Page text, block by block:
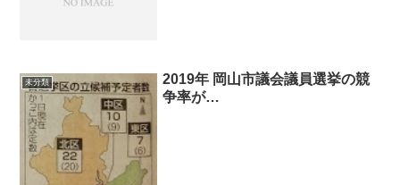
未分類
2019年 岡山市議会議員選挙の競
争率が…